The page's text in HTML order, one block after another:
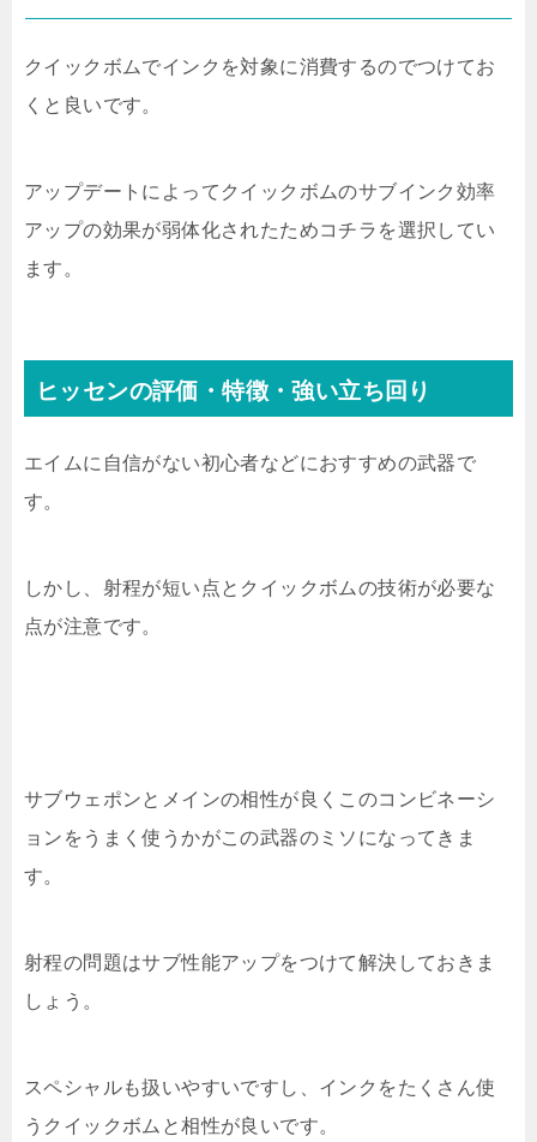
クイックボムでインクを対象に消費するのでつけてお
くと良いです。
アップデートによってクイックボムのサブインク効率
アップの効果が弱体化されたためコチラを選択してい
ます。
ヒッセンの評価・特徴・強い立ち回り
エイムに自信がない初心者などにおすすめの武器で
す。
しかし、射程が短い点とクイックボムの技術が必要な
点が注意です。
サブウェポンとメインの相性が良くこのコンビネーシ
ョンをうまく使うかがこの武器のミソになってきま
す。
射程の問題はサブ性能アップをつけて解決しておきま
しょう。
スペシャルも扱いやすいですし、インクをたくさん使
うクイックボムと相性が良いです。